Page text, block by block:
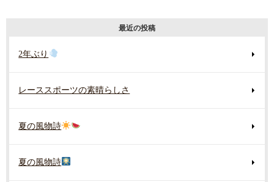
最近の投稿
2年ぶり
レーススポーツの素晴らしさ
夏の風物詩
夏の風物詩